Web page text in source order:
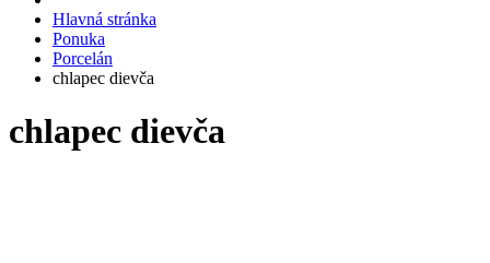
Hlavná stránka
Ponuka
Porcelán
chlapec dievča
chlapec dievča